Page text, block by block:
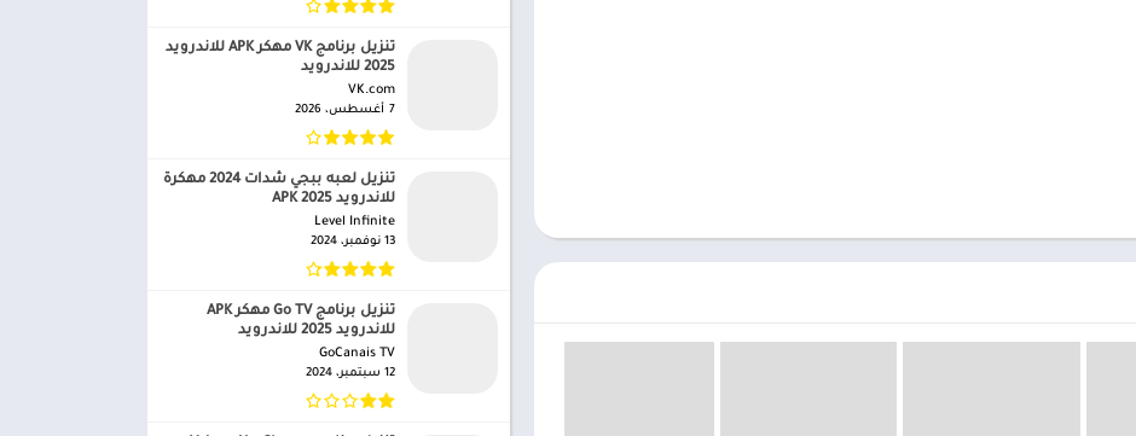
تنزيل برنامج VK مهكر APK للاندرويد
2025 للاندرويد
VK.com‏
7 أغسطس، 2026
تنزيل لعبه ببجي شدات 2024 مهكرة
للاندرويد APK 2025
Level Infinite‏
13 نوفمبر، 2024
تنزيل برنامج Go TV مهكر APK
للاندرويد 2025 للاندرويد
GoCanais TV‏
12 سبتمبر، 2024